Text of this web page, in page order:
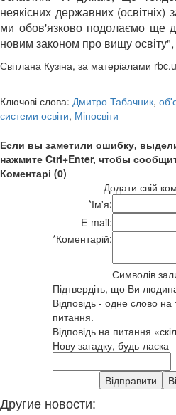
неякісних державних (освітніх)
ми обов'язково подолаємо ще
новим законом про вищу
Світлана Кузіна, за матеріалами
Ключові слова: Дмитро Табачник,
системи освіти, Міносвіти
Если вы заметили ошибку,
нажмите Ctrl+Enter, чтобы
Коментарі (0)
Додати свій
*Ім'я:
E-mail:
*Коментарій:
Символів
Підтвердіть, що Ви
Відповідь - одне слово
питання.
Відповідь на питання
Нову загадку, будь-ласка
Другие новости: